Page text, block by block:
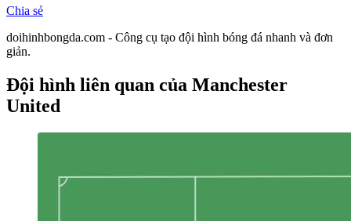
Chia sẻ
doihinhbongda.com - Công cụ tạo đội hình bóng đá nhanh và đơn
giản.
Đội hình liên quan của Manchester
United